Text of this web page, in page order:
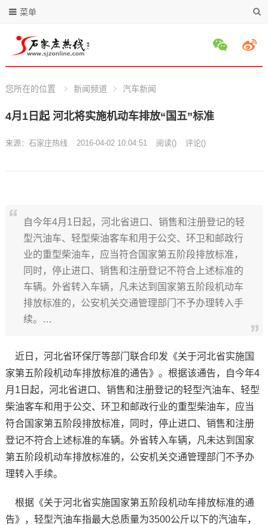
菜单
您所在的位置 新闻频道 汽车新闻
4月1日起 河北将实施机动车排放“国五”标准
来源： 石家庄热线 2016-04-02 10:04:51 阅读() 评论()
自今年4月1日起，河北省进口、销售和注册登记的轻
型汽油车、轻型柴油客车和用于公交、环卫和邮政行
业的重型柴油车，应当符合国家第五阶段排放标准，
同时，停止进口、销售和注册登记不符合上述标准的
车辆。外省转入车辆，凡未达到国家第五阶段机动车
排放标准的，公安机关交通管理部门不予办理转入手
续。…
近日，河北省环保厅等部门联合印发《关于河北省实施国
家第五阶段机动车排放标准的通告》。根据该通告，自今年4
月1日起，河北省进口、销售和注册登记的轻型汽油车、轻型
柴油客车和用于公交、环卫和邮政行业的重型柴油车，应当
符合国家第五阶段排放标准，同时，停止进口、销售和注册
登记不符合上述标准的车辆。外省转入车辆，凡未达到国家
第五阶段机动车排放标准的，公安机关交通管理部门不予办
理转入手续。
根据《关于河北省实施国家第五阶段机动车排放标准的通
告》，轻型汽油车指最大总质量为3500公斤以下的汽油车，